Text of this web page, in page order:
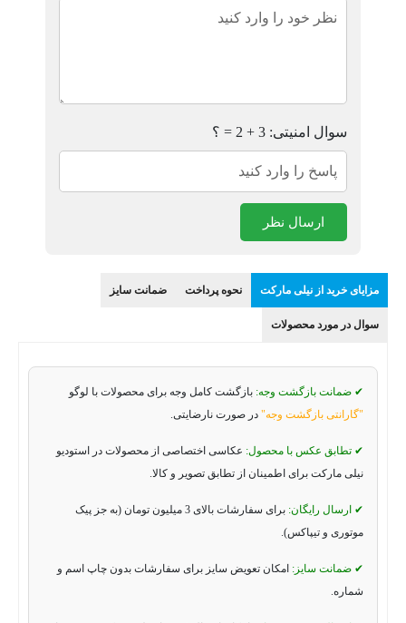
سوال امنیتی: 3 + 2 = ؟
ارسال نظر
مزایای خرید از نیلی مارکت نحوه پرداخت ضمانت سایز
سوال در مورد محصولات
✔ ضمانت بازگشت وجه: بازگشت کامل وجه برای محصولات با لوگو
"گارانتی بازگشت وجه" در صورت نارضایتی.
✔ تطابق عکس با محصول: عکاسی اختصاصی از محصولات در استودیو
نیلی مارکت برای اطمینان از تطابق تصویر و کالا.
✔ ارسال رایگان:
برای سفارشات بالای 3 میلیون تومان (به جز پیک
موتوری و تیپاکس).
✔ ضمانت سایز: امکان تعویض سایز برای سفارشات بدون چاپ اسم و
شماره.